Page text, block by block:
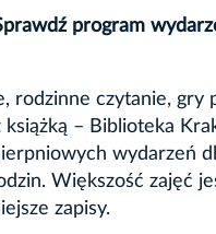
program
rodzinne czytanie, gry
– Biblioteka
wydarzeń
Większość zajęć
zapisy.